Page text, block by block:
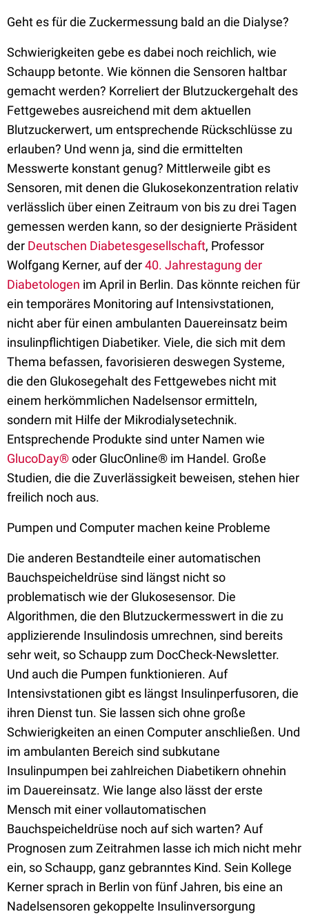
Geht es für die Zuckermessung bald an die Dialyse?
Schwierigkeiten gebe es dabei noch reichlich, wie
Schaupp betonte. Wie können die Sensoren haltbar
gemacht werden? Korreliert der Blutzuckergehalt des
Fettgewebes ausreichend mit dem aktuellen
Blutzuckerwert, um entsprechende Rückschlüsse zu
erlauben? Und wenn ja, sind die ermittelten
Messwerte konstant genug? Mittlerweile gibt es
Sensoren, mit denen die Glukosekonzentration relativ
verlässlich über einen Zeitraum von bis zu drei Tagen
gemessen werden kann, so der designierte Präsident
der Deutschen Diabetesgesellschaft, Professor
Wolfgang Kerner, auf der40. Jahrestagung der
Diabetologen im April in Berlin. Das könnte reichen für
ein temporäres Monitoring auf Intensivstationen,
nicht aber für einen ambulanten Dauereinsatz beim
insulinpflichtigen Diabetiker. Viele, die sich mit dem
Thema befassen, favorisieren deswegen Systeme,
die den Glukosegehalt des Fettgewebes nicht mit
einem herkömmlichen Nadelsensor ermitteln,
sondern mit Hilfe der Mikrodialysetechnik.
Entsprechende Produkte sind unter Namen wie
GlucoDay®oder GlucOnline® im Handel. Große
Studien, die die Zuverlässigkeit beweisen, stehen hier
freilich noch aus.
Pumpen und Computer machen keine Probleme
Die anderen Bestandteile einer automatischen
Bauchspeicheldrüse sind längst nicht so
problematisch wie der Glukosesensor. Die
Algorithmen, die den Blutzuckermesswert in die zu
applizierende Insulindosis umrechnen, sind bereits
sehr weit, so Schaupp zum DocCheck-Newsletter.
Und auch die Pumpen funktionieren. Auf
Intensivstationen gibt es längst Insulinperfusoren, die
ihren Dienst tun. Sie lassen sich ohne große
Schwierigkeiten an einen Computer anschließen. Und
im ambulanten Bereich sind subkutane
Insulinpumpen bei zahlreichen Diabetikern ohnehin
im Dauereinsatz. Wie lange also lässt der erste
Mensch mit einer vollautomatischen
Bauchspeicheldrüse noch auf sich warten? Auf
Prognosen zum Zeitrahmen lasse ich mich nicht mehr
ein, so Schaupp, ganz gebranntes Kind. Sein Kollege
Kerner sprach in Berlin von fünf Jahren, bis eine an
Nadelsensoren gekoppelte Insulinversorgung